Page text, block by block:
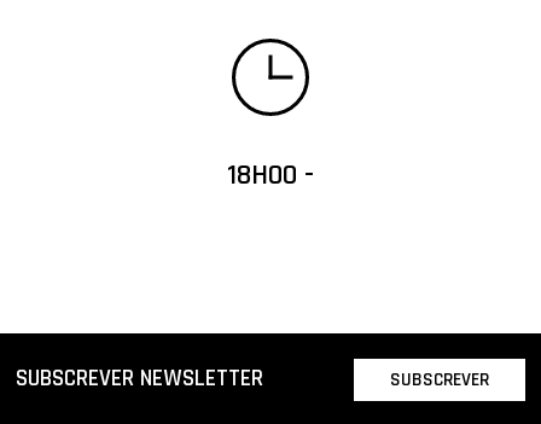
18H00 -
SUBSCREVER NEWSLETTER SUBSCREVER